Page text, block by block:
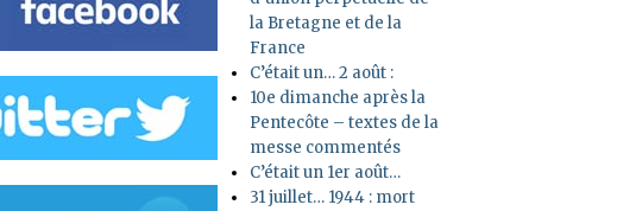
la Bretagne et de la
France
C’était un… 2 août :
10e dimanche après la
Pentecôte – textes de la
messe commentés
C’était un 1er août…
31 juillet… 1944 : mort